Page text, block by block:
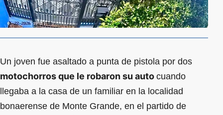
Un joven fue asaltado a punta de pistola por dos
motochorros que le robaron su auto cuando
llegaba a la casa de un familiar en la localidad
bonaerense de Monte Grande, en el partido de